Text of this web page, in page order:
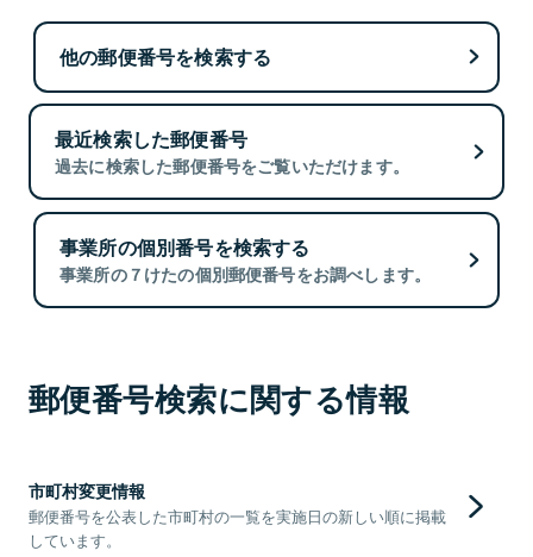
他の郵便番号を検索する
最近検索した郵便番号
過去に検索した郵便番号をご覧いただけます。
事業所の個別番号を検索する
事業所の７けたの個別郵便番号をお調べします。
郵便番号検索に関する情報
市町村変更情報
郵便番号を公表した市町村の一覧を実施日の新しい順に掲載
しています。